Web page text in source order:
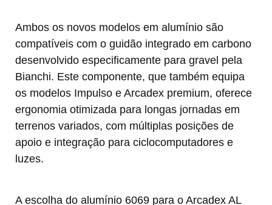
Ambos os novos modelos em alumínio são
compatíveis com o guidão integrado em carbono
desenvolvido especificamente para gravel pela
Bianchi. Este componente, que também equipa
os modelos Impulso e Arcadex premium, oferece
ergonomia otimizada para longas jornadas em
terrenos variados, com múltiplas posições de
apoio e integração para ciclocomputadores e
luzes.
A escolha do alumínio 6069 para o Arcadex AL